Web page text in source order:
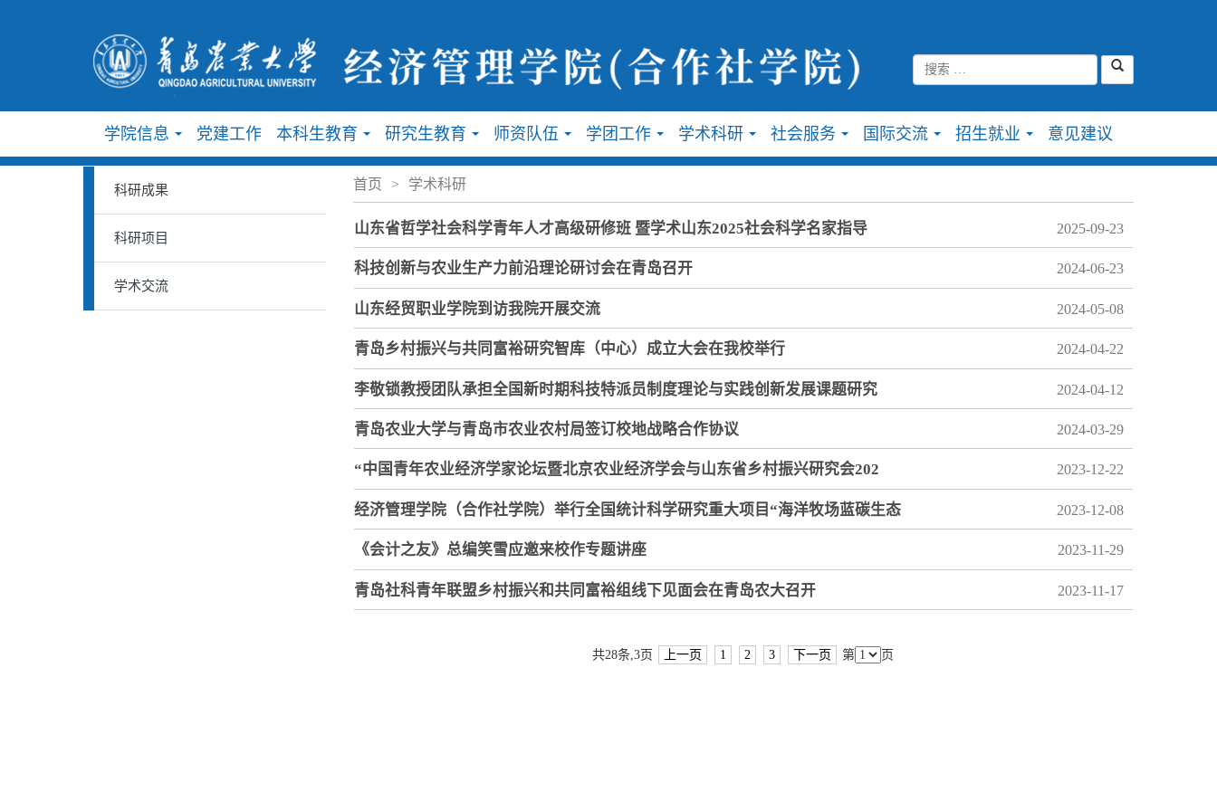
学院信息 党建工作 本科生教育 研究生教育 师资队伍 学团工作 学术科研 社会服务 国际交流 招生就业 意见建议
科研成果
科研项目
学术交流
首页 > 学术科研
山东省哲学社会科学青年人才高级研修班 暨学术山东2025社会科学名家指导 2025-09-23
科技创新与农业生产力前沿理论研讨会在青岛召开 2024-06-23
山东经贸职业学院到访我院开展交流 2024-05-08
青岛乡村振兴与共同富裕研究智库（中心）成立大会在我校举行 2024-04-22
李敬锁教授团队承担全国新时期科技特派员制度理论与实践创新发展课题研究 2024-04-12
青岛农业大学与青岛市农业农村局签订校地战略合作协议 2024-03-29
“中国青年农业经济学家论坛暨北京农业经济学会与山东省乡村振兴研究会202 2023-12-22
经济管理学院（合作社学院）举行全国统计科学研究重大项目“海洋牧场蓝碳生态 2023-12-08
《会计之友》总编笑雪应邀来校作专题讲座 2023-11-29
青岛社科青年联盟乡村振兴和共同富裕组线下见面会在青岛农大召开 2023-11-17
共28条,3页 上一页 1 2 3 下一页 第 页